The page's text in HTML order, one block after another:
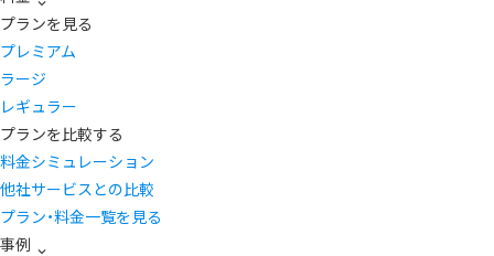
プランを見る
プレミアム
ラージ
レギュラー
プランを比較する
料金シミュレーション
他社サービスとの比較
プラン・料金一覧を見る
事例